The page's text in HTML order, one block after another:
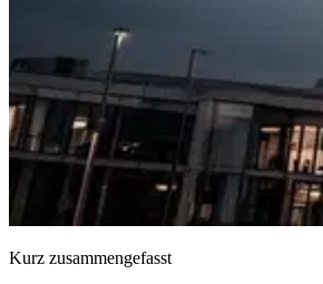
Kurz zusammengefasst